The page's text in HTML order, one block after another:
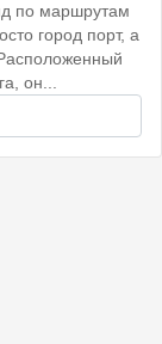
по маршрутам
город порт, а
он...